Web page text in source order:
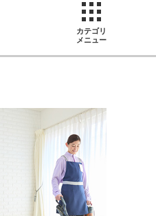
カテゴリ
メニュー